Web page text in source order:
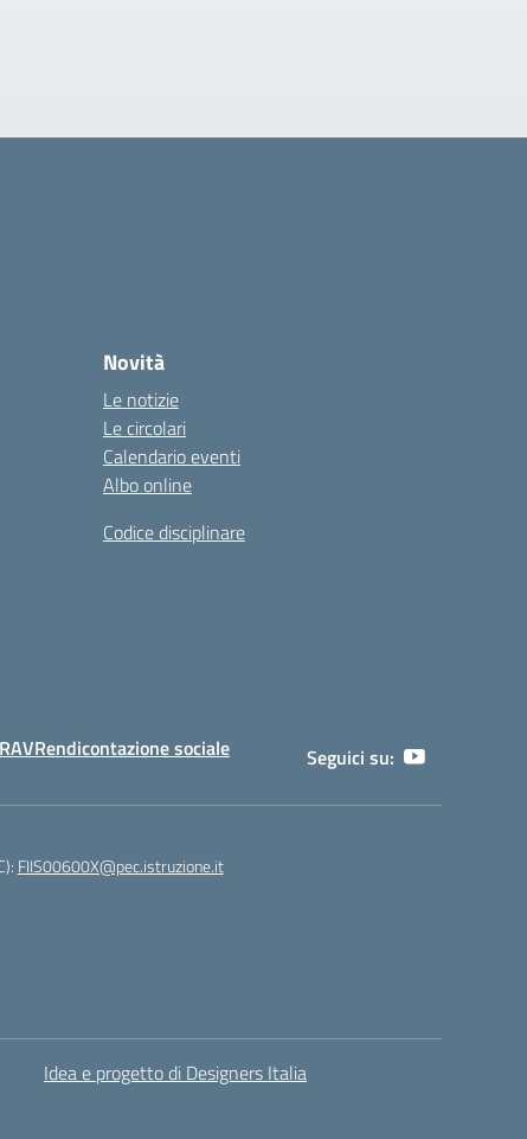
Novità
Le notizie
Le circolari
Calendario eventi
Albo online
Codice disciplinare
RAVRendicontazione sociale Seguici su:
FIIS00600X@pec.istruzione.it
Idea e progetto di Designers Italia